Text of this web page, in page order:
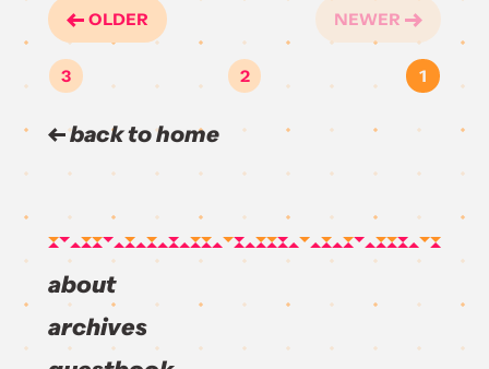
OLDER
1
2
3
NEWER
back to home
about
archives